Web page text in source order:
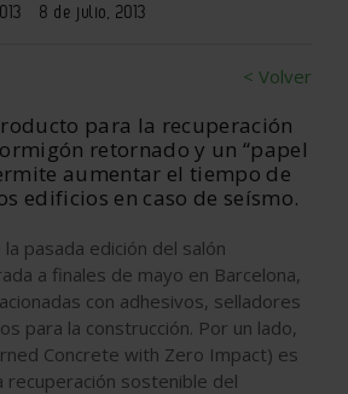
8 de julio, 2013
< Volver
para la recuperación
retornado y un “papel
aumentar el tiempo de
edificios en caso de seísmo.
pasada edición del salón
a finales de mayo en Barcelona,
con adhesivos, selladores
para la construcción. Por un lado,
Concrete with Zero Impact) es
recuperación sostenible del